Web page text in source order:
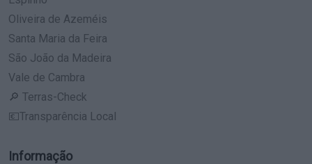
Oliveira de Azeméis
Santa Maria da Feira
São João da Madeira
Vale de Cambra
🔎 Terras-Check
💶Transparência Local
Informação